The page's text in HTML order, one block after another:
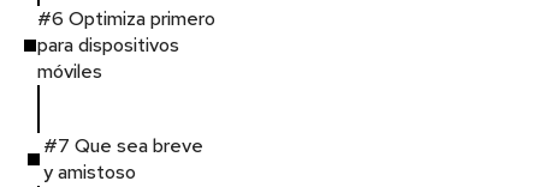
#6 Optimiza primero
para dispositivos
móviles
#7 Que sea breve
y amistoso